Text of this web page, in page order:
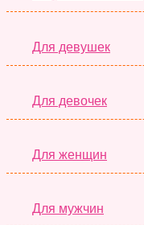
Для девушек
Для девочек
Для женщин
Для мужчин